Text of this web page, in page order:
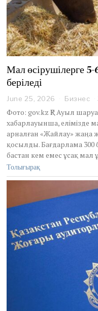
Мал өсірушілерге 5-
беріледі
June 25, 2026
n
e
2
5
,
2
Бизнес
Фото: gov.kz ҚР Ауыл
хабарлауынша, елімізде
арналған «Жайлау» жаңа
қосылды. Бағдарлама 300
бастан кем емес ұсақ мал
Толығырақ